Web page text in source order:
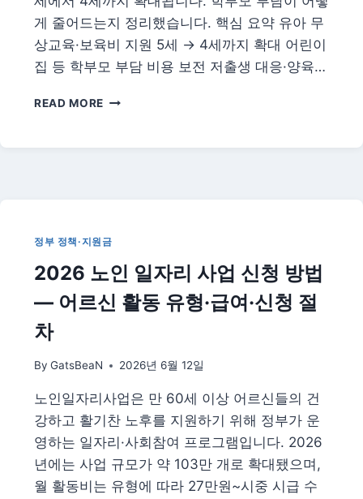
수
당
조
건
정
게 줄어드는지 정리했습니다. 핵심 요약 유아 무
상교육·보육비 지원 5세 → 4세까지 확대 어린이
집 등 학부모 부담 비용 보전 저출생 대응·양육…
READ MORE
상
확
총
정
리
모
담
어
떻
게
줄
어
정부 정책·지원금
2026 노인 일자리 사업 신청 방법
— 어르신 활동 유형·급여·신청 절
차
By GatsBeaN 2026년 6월 12일
노인일자리사업은 만 60세 이상 어르신들의 건
강하고 활기찬 노후를 지원하기 위해 정부가 운
영하는 일자리·사회참여 프로그램입니다. 2026
년에는 사업 규모가 약 103만 개로 확대됐으며,
월 활동비는 유형에 따라 27만원~시중 시급 수